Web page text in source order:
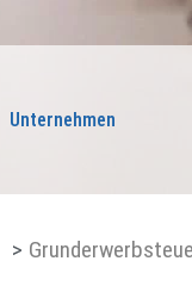
Unternehmen